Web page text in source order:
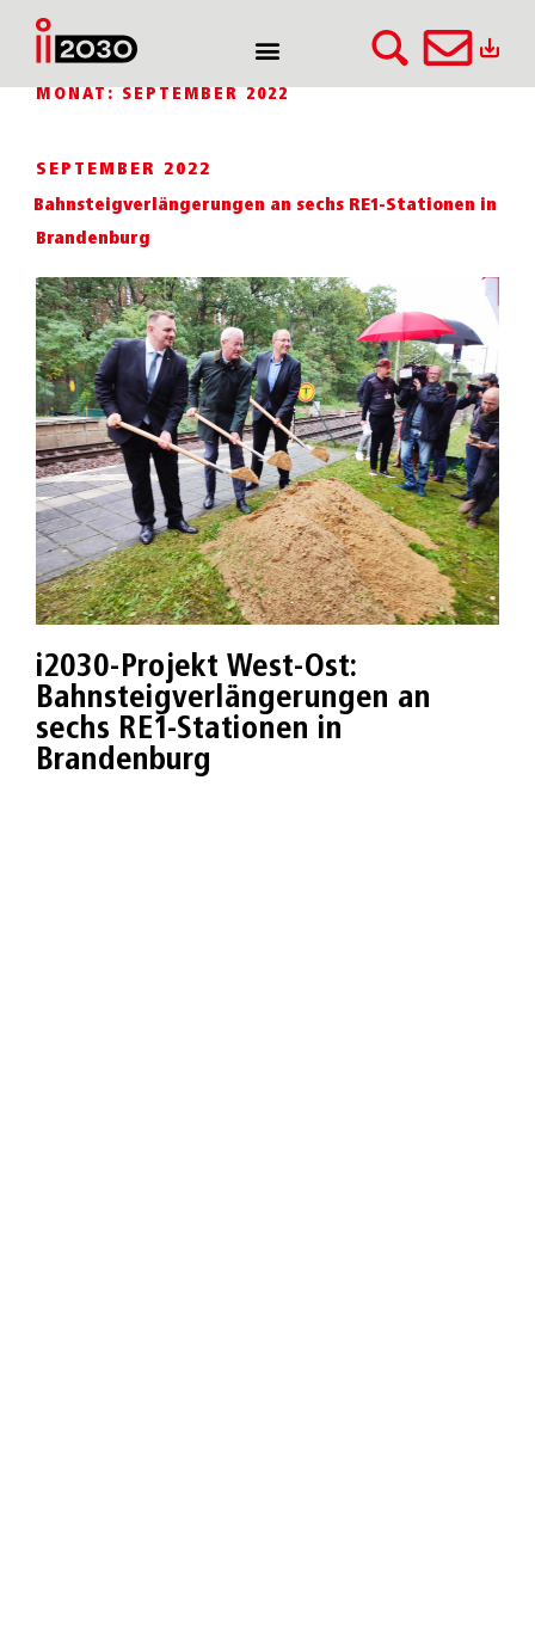
MONAT: SEPTEMBER 2022
SEPTEMBER 2022
Bahnsteigverlängerungen an sechs RE1-Stationen in
Brandenburg
i2030-Projekt West-Ost:
Bahnsteigverlängerungen an
sechs RE1-Stationen in
Brandenburg